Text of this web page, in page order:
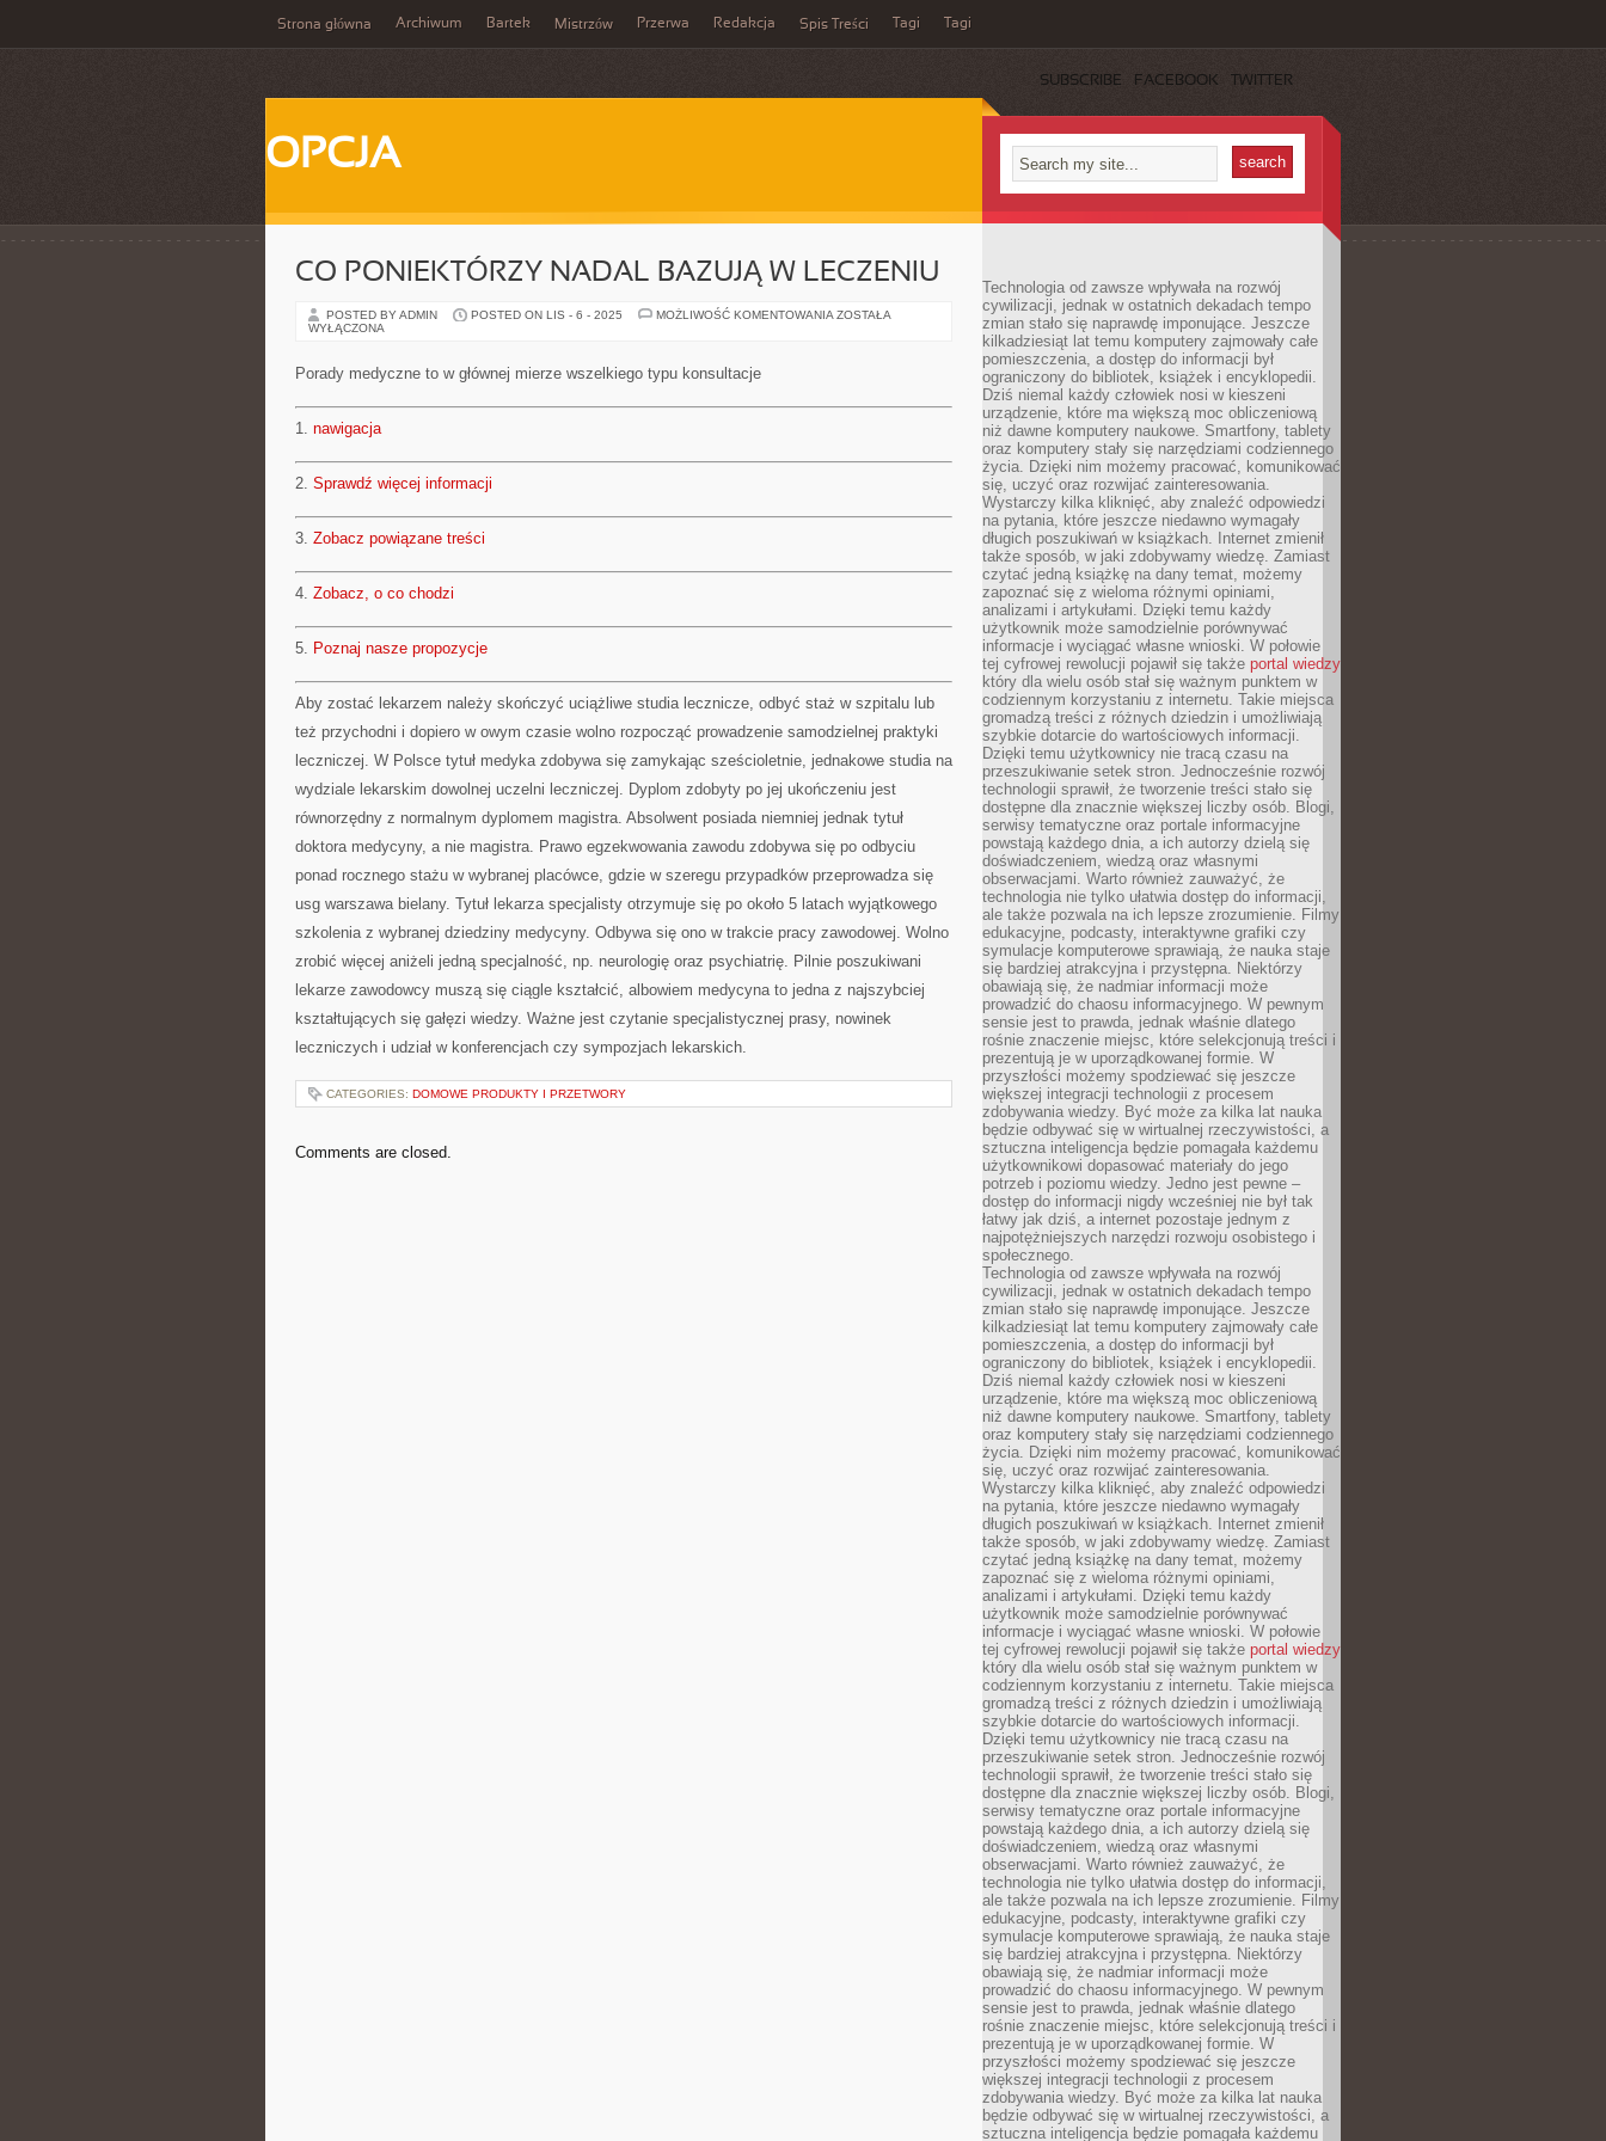
Strona główna Archiwum Bartek Mistrzów Przerwa Redakcja Spis Treści Tagi Tagi
SUBSCRIBE FACEBOOK TWITTER
OPCJA
CO PONIEKTÓRZY NADAL BAZUJĄ W LECZENIU
POSTED BY ADMIN POSTED ON LIS - 6 - 2025 MOŻLIWOŚĆ KOMENTOWANIA CO
ZOSTAŁA
WYŁĄCZONA
Porady medyczne to w głównej mierze wszelkiego typu konsultacje
1. nawigacja
2. Sprawdź więcej informacji
3. Zobacz powiązane treści
4. Zobacz, o co chodzi
5. Poznaj nasze propozycje
Aby zostać lekarzem należy skończyć uciążliwe studia lecznicze, odbyć staż w szpitalu lub
też przychodni i dopiero w owym czasie wolno rozpocząć prowadzenie samodzielnej praktyki
leczniczej. W Polsce tytuł medyka zdobywa się zamykając sześcioletnie, jednakowe studia na
wydziale lekarskim dowolnej uczelni leczniczej. Dyplom zdobyty po jej ukończeniu jest
równorzędny z normalnym dyplomem magistra. Absolwent posiada niemniej jednak tytuł
doktora medycyny, a nie magistra. Prawo egzekwowania zawodu zdobywa się po odbyciu
ponad rocznego stażu w wybranej placówce, gdzie w szeregu przypadków przeprowadza się
usg warszawa bielany. Tytuł lekarza specjalisty otrzymuje się po około 5 latach wyjątkowego
szkolenia z wybranej dziedziny medycyny. Odbywa się ono w trakcie pracy zawodowej. Wolno
zrobić więcej aniżeli jedną specjalność, np. neurologię oraz psychiatrię. Pilnie poszukiwani
lekarze zawodowcy muszą się ciągle kształcić, albowiem medycyna to jedna z najszybciej
kształtujących się gałęzi wiedzy. Ważne jest czytanie specjalistycznej prasy, nowinek
leczniczych i udział w konferencjach czy sympozjach lekarskich.
CATEGORIES: DOMOWE PRODUKTY I PRZETWORY
Comments are closed.
Technologia od zawsze wpływała na rozwój
cywilizacji, jednak w ostatnich dekadach tempo
zmian stało się naprawdę imponujące. Jeszcze
kilkadziesiąt lat temu komputery zajmowały całe
pomieszczenia, a dostęp do informacji był
ograniczony do bibliotek, książek i encyklopedii.
Dziś niemal każdy człowiek nosi w kieszeni
urządzenie, które ma większą moc obliczeniową
niż dawne komputery naukowe. Smartfony, tablety
oraz komputery stały się narzędziami codziennego
życia. Dzięki nim możemy pracować, komunikować
się, uczyć oraz rozwijać zainteresowania.
Wystarczy kilka kliknięć, aby znaleźć odpowiedzi
na pytania, które jeszcze niedawno wymagały
długich poszukiwań w książkach. Internet zmienił
także sposób, w jaki zdobywamy wiedzę. Zamiast
czytać jedną książkę na dany temat, możemy
zapoznać się z wieloma różnymi opiniami,
analizami i artykułami. Dzięki temu każdy
użytkownik może samodzielnie porównywać
informacje i wyciągać własne wnioski. W połowie
tej cyfrowej rewolucji pojawił się także portal wiedzy
który dla wielu osób stał się ważnym punktem w
codziennym korzystaniu z internetu. Takie miejsca
gromadzą treści z różnych dziedzin i umożliwiają
szybkie dotarcie do wartościowych informacji.
Dzięki temu użytkownicy nie tracą czasu na
przeszukiwanie setek stron. Jednocześnie rozwój
technologii sprawił, że tworzenie treści stało się
dostępne dla znacznie większej liczby osób. Blogi,
serwisy tematyczne oraz portale informacyjne
powstają każdego dnia, a ich autorzy dzielą się
doświadczeniem, wiedzą oraz własnymi
obserwacjami. Warto również zauważyć, że
technologia nie tylko ułatwia dostęp do informacji,
ale także pozwala na ich lepsze zrozumienie. Filmy
edukacyjne, podcasty, interaktywne grafiki czy
symulacje komputerowe sprawiają, że nauka staje
się bardziej atrakcyjna i przystępna. Niektórzy
obawiają się, że nadmiar informacji może
prowadzić do chaosu informacyjnego. W pewnym
sensie jest to prawda, jednak właśnie dlatego
rośnie znaczenie miejsc, które selekcjonują treści i
prezentują je w uporządkowanej formie. W
przyszłości możemy spodziewać się jeszcze
większej integracji technologii z procesem
zdobywania wiedzy. Być może za kilka lat nauka
będzie odbywać się w wirtualnej rzeczywistości, a
sztuczna inteligencja będzie pomagała każdemu
użytkownikowi dopasować materiały do jego
potrzeb i poziomu wiedzy. Jedno jest pewne –
dostęp do informacji nigdy wcześniej nie był tak
łatwy jak dziś, a internet pozostaje jednym z
najpotężniejszych narzędzi rozwoju osobistego i
społecznego.
Technologia od zawsze wpływała na rozwój
cywilizacji, jednak w ostatnich dekadach tempo
zmian stało się naprawdę imponujące. Jeszcze
kilkadziesiąt lat temu komputery zajmowały całe
pomieszczenia, a dostęp do informacji był
ograniczony do bibliotek, książek i encyklopedii.
Dziś niemal każdy człowiek nosi w kieszeni
urządzenie, które ma większą moc obliczeniową
niż dawne komputery naukowe. Smartfony, tablety
oraz komputery stały się narzędziami codziennego
życia. Dzięki nim możemy pracować, komunikować
się, uczyć oraz rozwijać zainteresowania.
Wystarczy kilka kliknięć, aby znaleźć odpowiedzi
na pytania, które jeszcze niedawno wymagały
długich poszukiwań w książkach. Internet zmienił
także sposób, w jaki zdobywamy wiedzę. Zamiast
czytać jedną książkę na dany temat, możemy
zapoznać się z wieloma różnymi opiniami,
analizami i artykułami. Dzięki temu każdy
użytkownik może samodzielnie porównywać
informacje i wyciągać własne wnioski. W połowie
tej cyfrowej rewolucji pojawił się także portal wiedzy
który dla wielu osób stał się ważnym punktem w
codziennym korzystaniu z internetu. Takie miejsca
gromadzą treści z różnych dziedzin i umożliwiają
szybkie dotarcie do wartościowych informacji.
Dzięki temu użytkownicy nie tracą czasu na
przeszukiwanie setek stron. Jednocześnie rozwój
technologii sprawił, że tworzenie treści stało się
dostępne dla znacznie większej liczby osób. Blogi,
serwisy tematyczne oraz portale informacyjne
powstają każdego dnia, a ich autorzy dzielą się
doświadczeniem, wiedzą oraz własnymi
obserwacjami. Warto również zauważyć, że
technologia nie tylko ułatwia dostęp do informacji,
ale także pozwala na ich lepsze zrozumienie. Filmy
edukacyjne, podcasty, interaktywne grafiki czy
symulacje komputerowe sprawiają, że nauka staje
się bardziej atrakcyjna i przystępna. Niektórzy
obawiają się, że nadmiar informacji może
prowadzić do chaosu informacyjnego. W pewnym
sensie jest to prawda, jednak właśnie dlatego
rośnie znaczenie miejsc, które selekcjonują treści i
prezentują je w uporządkowanej formie. W
przyszłości możemy spodziewać się jeszcze
większej integracji technologii z procesem
zdobywania wiedzy. Być może za kilka lat nauka
będzie odbywać się w wirtualnej rzeczywistości, a
sztuczna inteligencja będzie pomagała każdemu